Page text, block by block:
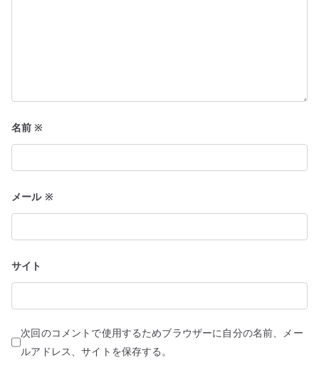
名前※
メール ※
サイト
次回のコメントで使用するためブラウザーに自分の名前、メー
ルアドレス、サイトを保存する。